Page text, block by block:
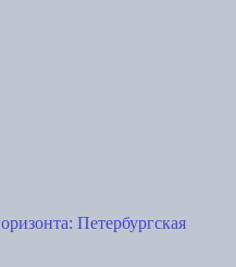
Петербургская